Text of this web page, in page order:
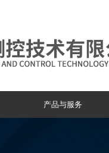
产品与服务